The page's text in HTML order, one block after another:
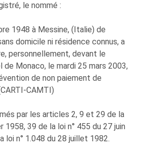
le nommé :
1948 à Messine, (Italie) de
domicile ni résidence connus, a
personnellement, devant le
de Monaco, le mardi 25 mars 2003,
de non paiement de
CAMTI)
par les articles 2, 9 et 29 de la
1958, 39 de la loi n° 455 du 27 juin
loi n° 1.048 du 28 juillet 1982.